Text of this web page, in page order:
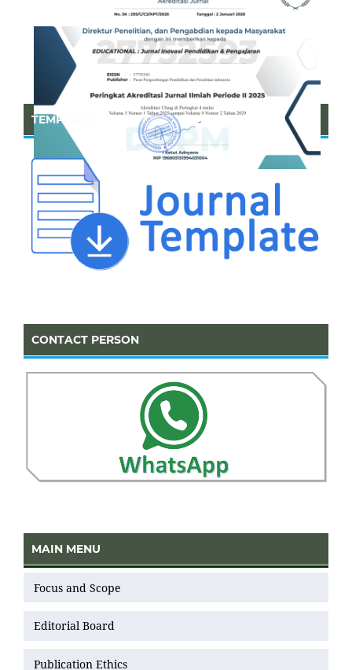
TEMPLATE
CONTACT PERSON
MAIN MENU
Focus and Scope
Editorial Board
Publication Ethics